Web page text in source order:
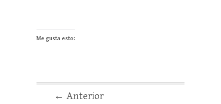
Me gusta esto:
← Anterior